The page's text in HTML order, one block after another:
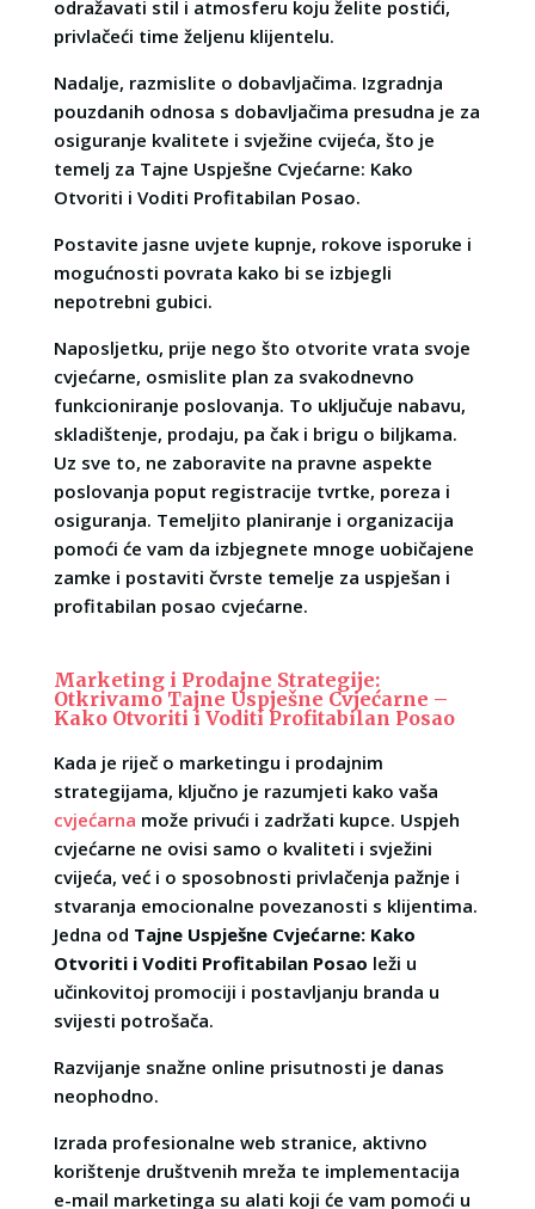
odražavati stil i atmosferu koju želite postići,
privlačeći time željenu klijentelu.
Nadalje, razmislite o dobavljačima. Izgradnja
pouzdanih odnosa s dobavljačima presudna je za
osiguranje kvalitete i svježine cvijeća, što je
temelj za Tajne Uspješne Cvjećarne: Kako
Otvoriti i Voditi Profitabilan Posao.
Postavite jasne uvjete kupnje, rokove isporuke i
mogućnosti povrata kako bi se izbjegli
nepotrebni gubici.
Naposljetku, prije nego što otvorite vrata svoje
cvjećarne, osmislite plan za svakodnevno
funkcioniranje poslovanja. To uključuje nabavu,
skladištenje, prodaju, pa čak i brigu o biljkama.
Uz sve to, ne zaboravite na pravne aspekte
poslovanja poput registracije tvrtke, poreza i
osiguranja. Temeljito planiranje i organizacija
pomoći će vam da izbjegnete mnoge uobičajene
zamke i postaviti čvrste temelje za uspješan i
profitabilan posao cvjećarne.
Marketing i Prodajne Strategije:
Otkrivamo Tajne Uspješne Cvjećarne –
Kako Otvoriti i Voditi Profitabilan Posao
Kada je riječ o marketingu i prodajnim
strategijama, ključno je razumjeti kako vaša
cvjećarna može privući i zadržati kupce. Uspjeh
cvjećarne ne ovisi samo o kvaliteti i svježini
cvijeća, već i o sposobnosti privlačenja pažnje i
stvaranja emocionalne povezanosti s klijentima.
Jedna od Tajne Uspješne Cvjećarne: Kako
Otvoriti i Voditi Profitabilan Posao leži u
učinkovitoj promociji i postavljanju branda u
svijesti potrošača.
Razvijanje snažne online prisutnosti je danas
neophodno.
Izrada profesionalne web stranice, aktivno
korištenje društvenih mreža te implementacija
e-mail marketinga su alati koji će vam pomoći u